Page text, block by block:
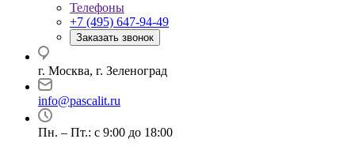
Телефоны
+7 (495) 647-94-49
Заказать звонок
г. Москва, г. Зеленоград
info@pascalit.ru
Пн. – Пт.: с 9:00 до 18:00